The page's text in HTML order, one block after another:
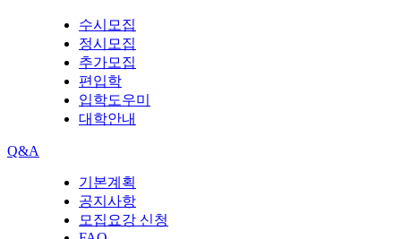
수시모집
정시모집
추가모집
편입학
입학도우미
대학안내
Q&A
기본계획
공지사항
모집요강 신청